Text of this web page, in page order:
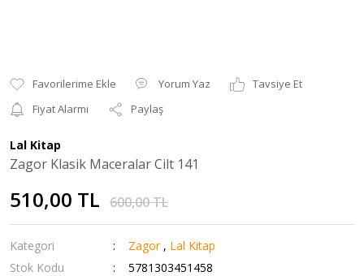
Yorum Yaz
Tavsiye Et
Fiyat Alarmı
Paylaş
Lal Kitap
Zagor Klasik Maceralar Cilt 141
510,00 TL 600,00 TL
Kategori Zagor , Lal Kitap
Stok Kodu
5781303451458